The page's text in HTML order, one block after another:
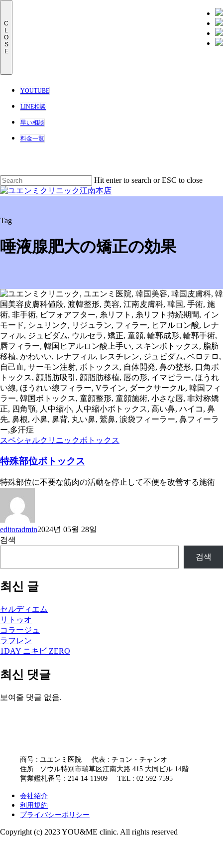
C
L
O
S
E
YOUTUBE
LINE相談
早い相談
料金一覧
main
content
Hit enter to search or ESC to close
Close
Search
Tag
唾液腺肥大の矯正の効果
スペシャルクリニックボトックス
特殊部位ボトックス
特殊部位に不要な筋肉の活動を停止して不便を改善する施術
editoradmin2024년 05월 28일
검색
검색
최신 글
セルディエム
リトゥオ
コラージュ
ラフレン
1DAY ニキビ ZERO
최신 댓글
보여줄 댓글 없음.
商号 : ユエンミ医院
代表 : チョン・チャンオ
住所 : ソウル特別市瑞草区江南大路 415 大同ビル 14階
営業鑑札番号 : 214-14-11909
TEL : 02-592-7595
会社紹介
利用規約
プライバシーポリシー
Copyright (c) 2023 YOU&ME clinic. All rights reserved